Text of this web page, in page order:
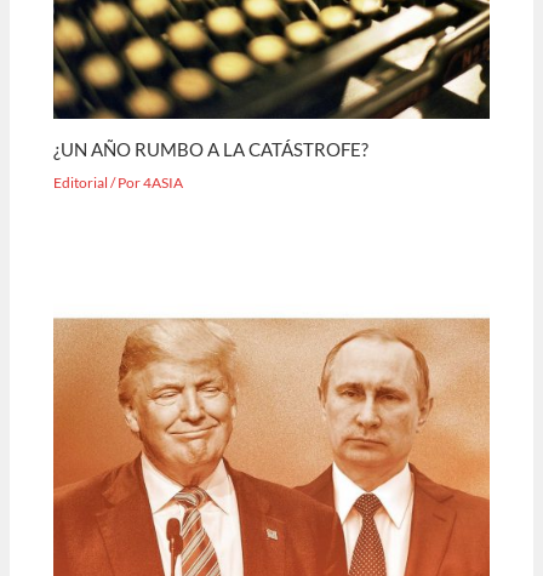
¿UN AÑO RUMBO A LA CATÁSTROFE?
Editorial / Por4ASIA